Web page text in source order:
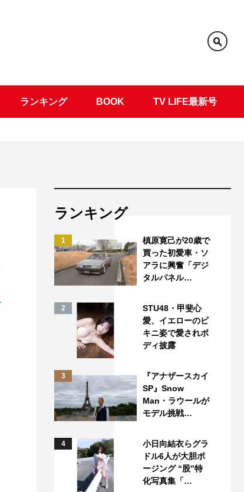
ランキング BOOK TV LIFE最新号
ランキング
1
槙原寛己が20歳で
買った初愛車・ソ
アラに興奮「デジ
タルパネル…
2
STU48・甲斐心
愛、イエローのビ
キニ姿で愛されボ
ディ披露
3
『アナザースカイ
SP』Snow
Man・ラウールが
モデル挑戦…
4
小日向結衣らグラ
ドル6人が大胆ポ
ージング “股”特
化写真集「…